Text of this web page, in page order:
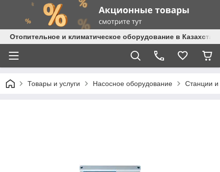
Отопительное и климатическое оборудование в
Товары и услуги Насосное оборудование Станции и